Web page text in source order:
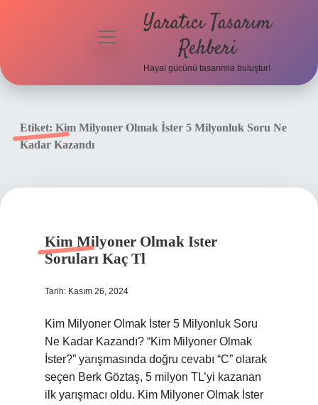
Politikası
menüyü
Yaratıcı Tasarım
Rehberi
Hayal gücünü tasarımla buluştur!
Etiket: Kim Milyoner Olmak İster 5 Milyonluk Soru Ne
Kadar Kazandı
Kim Milyoner Olmak Ister
Soruları Kaç Tl
Tarih: Kasım 26, 2024
Kim Milyoner Olmak İster 5 Milyonluk Soru
Ne Kadar Kazandı? “Kim Milyoner Olmak
İster?” yarışmasında doğru cevabı “C” olarak
seçen Berk Göztaş, 5 milyon TL’yi kazanan
ilk yarışmacı oldu. Kim Milyoner Olmak İster